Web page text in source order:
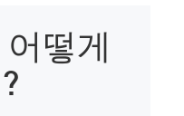
떻게